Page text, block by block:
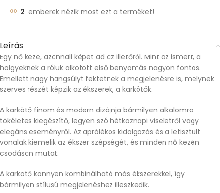
2 emberek nézik most ezt a terméket!
Leírás
Egy nő keze, azonnali képet ad az illetőről. Mint az ismert, a
hölgyeknek a róluk alkotott első benyomás nagyon fontos.
Emellett nagy hangsúlyt fektetnek a megjelenésre is, melynek
szerves részét képzik az ékszerek, a karkötők.
A karkötő finom és modern dizájnja bármilyen alkalomra
tökéletes kiegészítő, legyen szó hétköznapi viseletről vagy
elegáns eseményről. Az aprólékos kidolgozás és a letisztult
vonalak kiemelik az ékszer szépségét, és minden nő kezén
csodásan mutat.
A karkötő könnyen kombinálható más ékszerekkel, így
bármilyen stílusú megjelenéshez illeszkedik.